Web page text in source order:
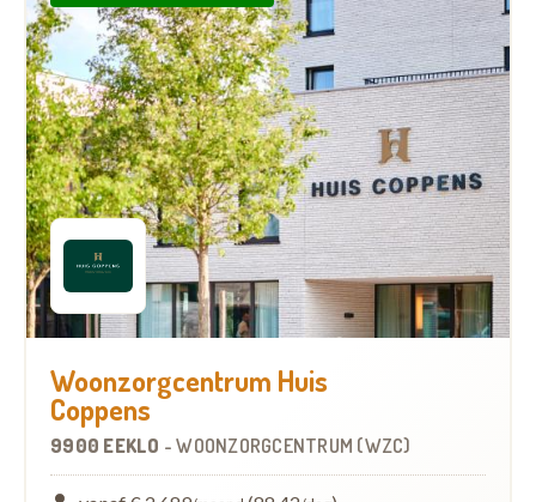
Woonzorgcentrum Huis
Coppens
9900 EEKLO -WOONZORGCENTRUM (WZC)